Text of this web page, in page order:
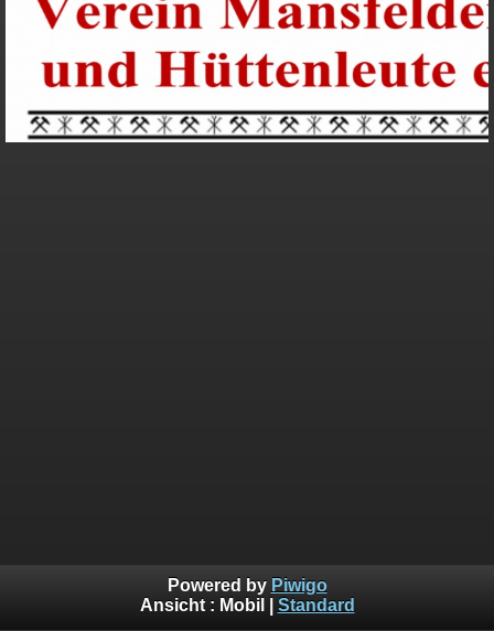
Powered by Piwigo
Ansicht : Mobil Standard